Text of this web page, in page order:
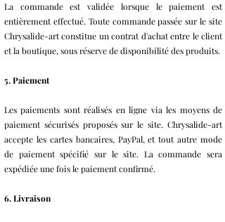
La commande est validée lorsque le paiement est
entièrement effectué. Toute commande passée sur le site
Chrysalide-art constitue un contrat d'achat entre le client
et la boutique, sous réserve de disponibilité des produits.
5. Paiement
Les paiements sont réalisés en ligne via les moyens de
paiement sécurisés proposés sur le site. Chrysalide-art
accepte les cartes bancaires, PayPal, et tout autre mode
de paiement spécifié sur le site. La commande sera
expédiée une fois le paiement confirmé.
6. Livraison